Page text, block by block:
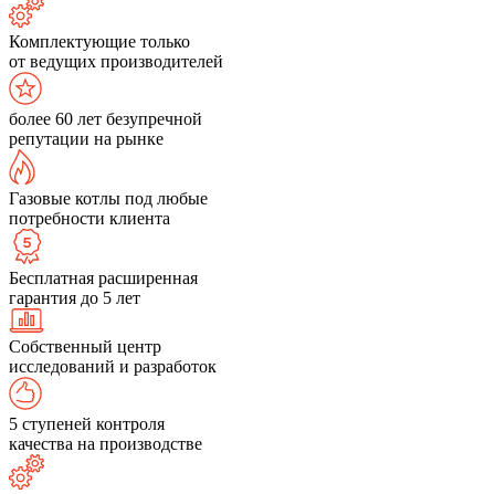
Комплектующие только
от ведущих производителей
более 60 лет безупречной
репутации на рынке
Газовые котлы под любые
потребности клиента
Бесплатная расширенная
гарантия до 5 лет
Собственный центр
исследований и разработок
5 ступеней контроля
качества на производстве